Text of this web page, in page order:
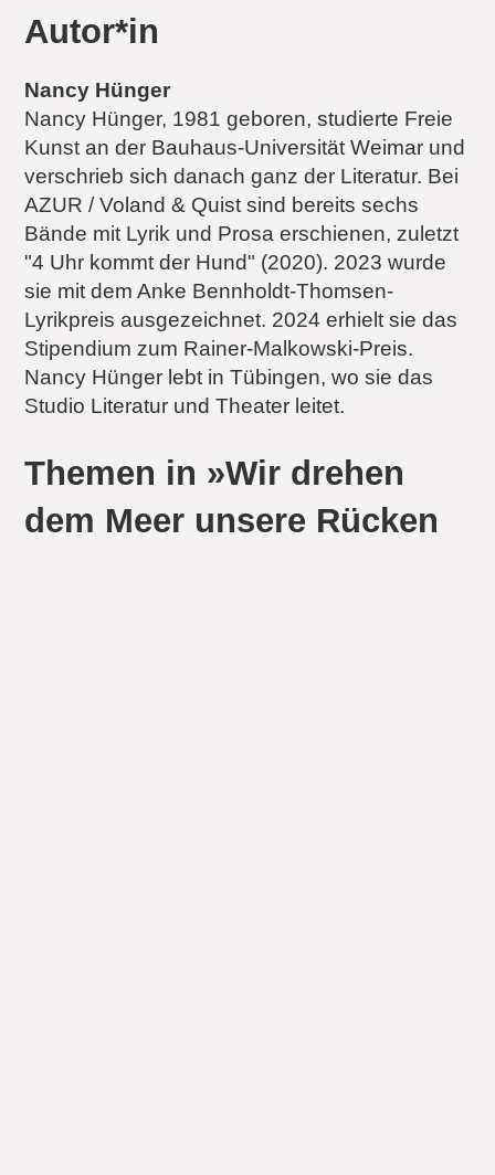
Autor*in
Nancy Hünger
Nancy Hünger, 1981 geboren, studierte Freie
Kunst an der Bauhaus-Universität Weimar und
verschrieb sich danach ganz der Literatur. Bei
AZUR / Voland & Quist sind bereits sechs
Bände mit Lyrik und Prosa erschienen, zuletzt
"4 Uhr kommt der Hund" (2020). 2023 wurde
sie mit dem Anke Bennholdt-Thomsen-
Lyrikpreis ausgezeichnet. 2024 erhielt sie das
Stipendium zum Rainer-Malkowski-Preis.
Nancy Hünger lebt in Tübingen, wo sie das
Studio Literatur und Theater leitet.
Themen in »Wir drehen
dem Meer unsere Rücken